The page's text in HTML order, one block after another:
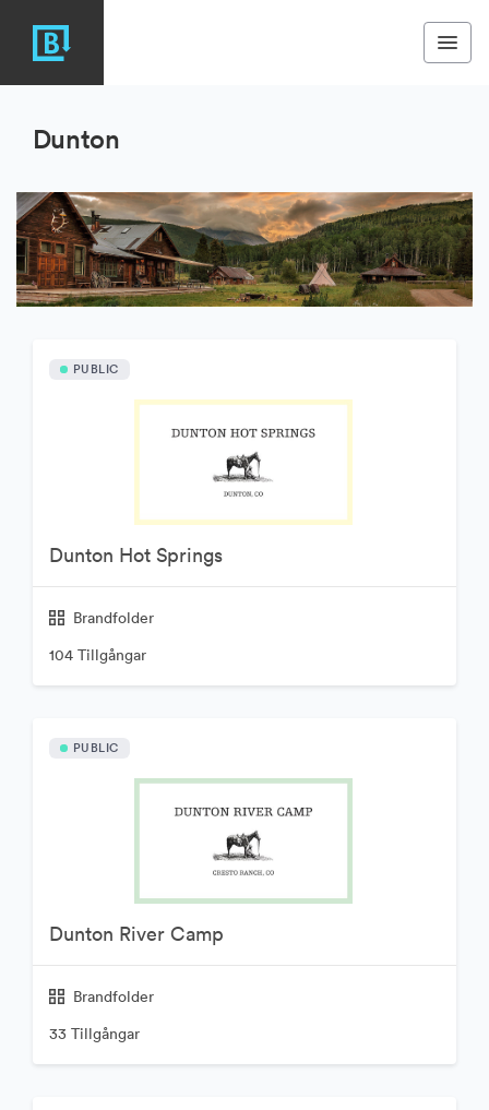
Dunton
PUBLIC
Dunton Hot Springs
Brandfolder
104 Tillgångar
PUBLIC
Dunton River Camp
Brandfolder
33 Tillgångar